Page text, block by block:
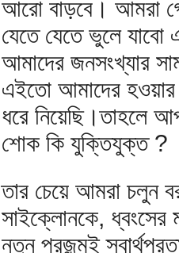
আরো বাড়বে। আমরা
যেতে যেতে ভুলে
আমাদের জনসংখ্যার
এইতো আমাদের
ধরে নিয়েছি।তাহলে
শোক কি যুক্তিযুক্ত ?
তার চেয়ে আমরা চলুন
সাইক্লোনকে, ধ্বংসের
নতুন প্রজন্মই